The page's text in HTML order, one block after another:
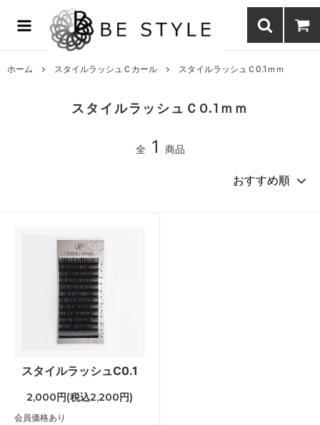
まつげエクステ商材の通販・まつげパーマ・ボディジュエリーなどまつ
げ商材・美容商材の通販｜BE STYLE beauty shop
ホーム スタイルラッシュＣカール スタイルラッシュＣ0.1ｍｍ
スタイルラッシュＣ0.1ｍｍ
全 1 商品
スタイルラッシュC0.1
2,000円(税込2,200円)
会員価格あり